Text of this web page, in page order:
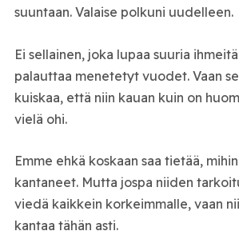
suuntaan. Valaise polkuni uudelleen.
Ei sellainen, joka lupaa suuria
palauttaa menetetyt vuodet. Vaan
kuiskaa, että niin kauan kuin on
vielä ohi.
Emme ehkä koskaan saa tietää,
kantaneet. Mutta jospa niiden
viedä kaikkein korkeimmalle, vaan
kantaa tähän asti.